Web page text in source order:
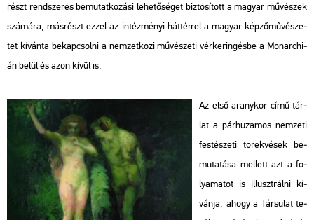
részt rend­sze­res be­mu­tat­ko­zá­si le­he­tő­sé­get biz­to­sí­tott a ma­gyar mű­vé­szek
szá­má­ra, más­részt ezzel az in­téz­mé­nyi hát­tér­rel a ma­gyar kép­ző­mű­vé­sze­
tet kí­ván­ta be­kap­csol­ni a nem­zet­kö­zi mű­vé­sze­ti vér­ke­rin­gés­be a Mo­nar­chi­
án belül és azon kívül is.
Az első arany­kor című tár­
lat a pár­hu­za­mos nem­ze­ti
fes­té­sze­ti tö­rek­vé­sek be­
mu­ta­tá­sa mel­lett azt a fo­
lya­ma­tot is il­luszt­rál­ni kí­
ván­ja, ahogy a Tár­su­lat te­